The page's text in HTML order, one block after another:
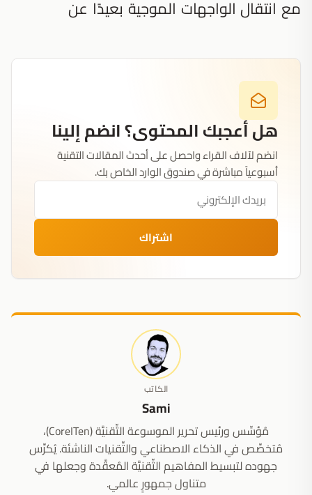
مع انتقال الواجهات الموجية بعيدًا عن
هل أعجبك المحتوى؟ انضم إلينا
انضم لآلاف القراء واحصل على أحدث المقالات التقنية
أسبوعياً مباشرة في صندوق الوارد الخاص بك.
اشتراك
الكاتب
Sami
مُؤسِّس ورئيس تحرير الموسوعة التِّقنيَّة (CoreITen)،
مُتخصِّص في الذكاء الاصطناعي والتِّقنيات الناشئة. يُكرِّس
جهوده لتبسيط المفاهيم التِّقنيَّة المُعقَّدة وجعلها في
متناول جمهورٍ عالمي.